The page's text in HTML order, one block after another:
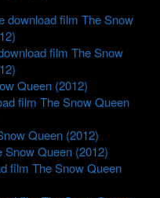
download film The Snow
film The Snow
Queen (2012)
film The Snow Queen
Queen (2012)
Snow Queen (2012)
film The Snow Queen